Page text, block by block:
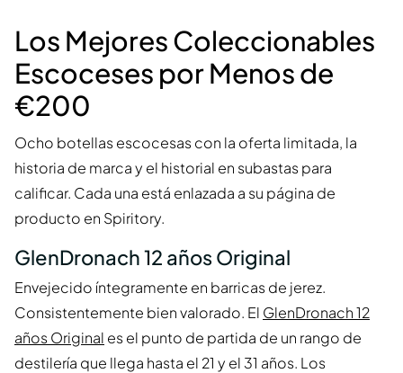
Los Mejores Coleccionables
Escoceses por Menos de
€200
Ocho botellas escocesas con la oferta limitada, la
historia de marca y el historial en subastas para
calificar. Cada una está enlazada a su página de
producto en Spiritory.
GlenDronach 12 años Original
Envejecido íntegramente en barricas de jerez.
Consistentemente bien valorado. El GlenDronach 12
años Original es el punto de partida de un rango de
destilería que llega hasta el 21 y el 31 años. Los